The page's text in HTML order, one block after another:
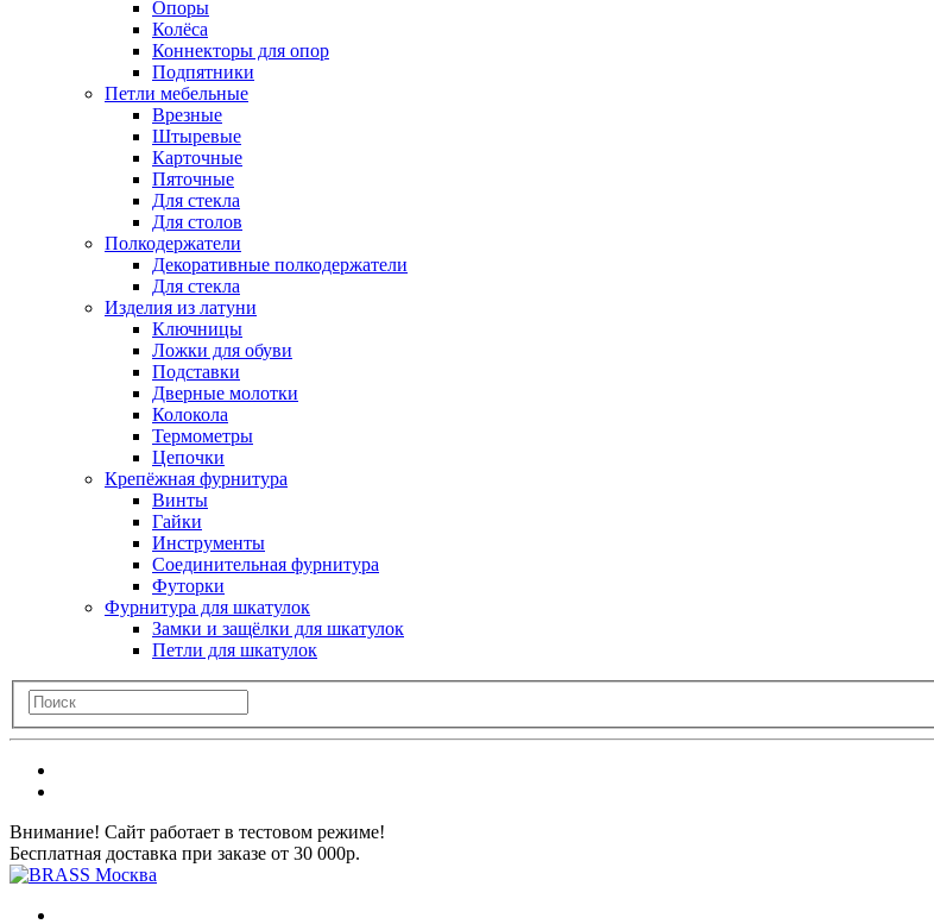
Опоры
Колёса
Коннекторы для опор
Подпятники
Петли мебельные
Врезные
Штыревые
Карточные
Пяточные
Для стекла
Для столов
Полкодержатели
Декоративные полкодержатели
Для стекла
Изделия из латуни
Ключницы
Ложки для обуви
Подставки
Дверные молотки
Колокола
Термометры
Цепочки
Крепёжная фурнитура
Винты
Гайки
Инструменты
Соединительная фурнитура
Футорки
Фурнитура для шкатулок
Замки и защёлки для шкатулок
Петли для шкатулок
Внимание! Сайт работает в тестовом режиме!
Бесплатная доставка при заказе от 30 000р.